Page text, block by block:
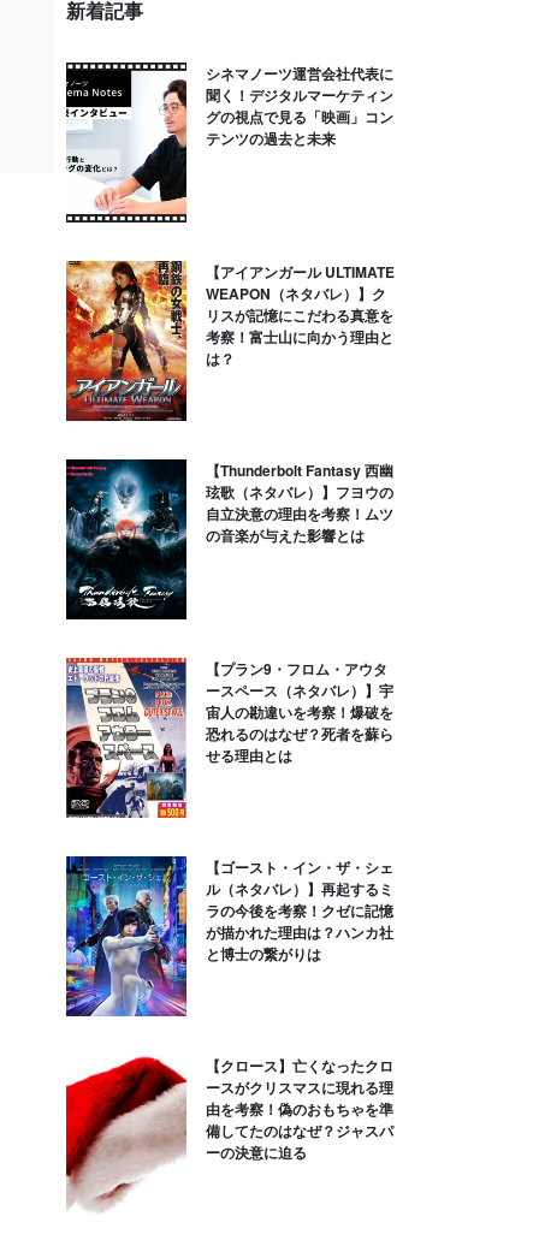
新着記事
シネマノーツ運営会社代表に
聞く！デジタルマーケティン
グの視点で見る「映画」コン
テンツの過去と未来
【アイアンガール ULTIMATE
WEAPON（ネタバレ）】ク
リスが記憶にこだわる真意を
考察！富士山に向かう理由と
は？
【Thunderbolt Fantasy 西幽
玹歌（ネタバレ）】フヨウの
自立決意の理由を考察！ムツ
の音楽が与えた影響とは
【プラン9・フロム・アウタ
ースペース（ネタバレ）】宇
宙人の勘違いを考察！爆破を
恐れるのはなぜ？死者を蘇ら
せる理由とは
【ゴースト・イン・ザ・シェ
ル（ネタバレ）】再起するミ
ラの今後を考察！クゼに記憶
が描かれた理由は？ハンカ社
と博士の繋がりは
【クロース】亡くなったクロ
ースがクリスマスに現れる理
由を考察！偽のおもちゃを準
備してたのはなぜ？ジャスパ
ーの決意に迫る